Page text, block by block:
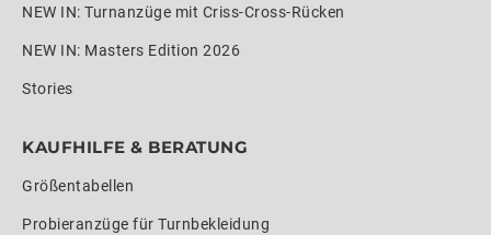
NEW IN: Turnanzüge mit Criss-Cross-Rücken
NEW IN: Masters Edition 2026
Stories
KAUFHILFE & BERATUNG
Größentabellen
Probieranzüge für Turnbekleidung